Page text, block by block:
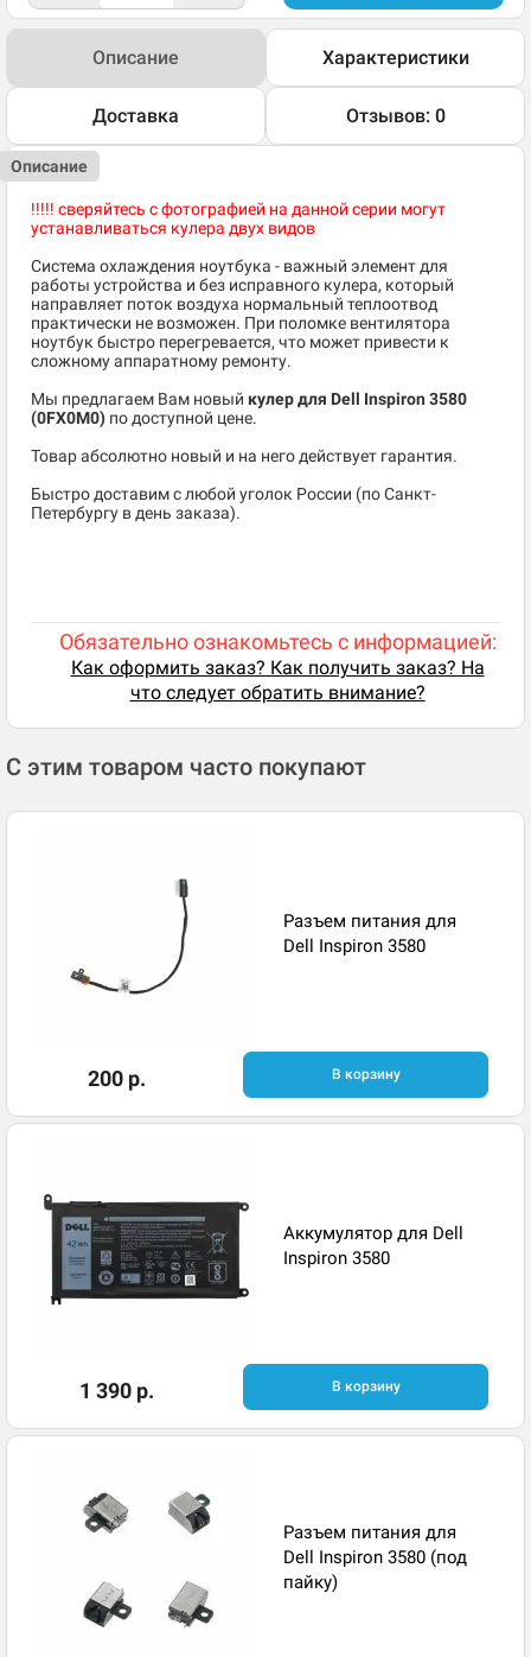
Описание Характеристики
Доставка Отзывов: 0
Описание
!!!!! сверяйтесь с фотографией на данной серии могут
устанавливаться кулера двух видов
Система охлаждения ноутбука - важный элемент для
работы устройства и без исправного кулера, который
направляет поток воздуха нормальный теплоотвод
практически не возможен. При поломке вентилятора
ноутбук быстро перегревается, что может привести к
сложному аппаратному ремонту.
Мы предлагаем Вам новый кулер для Dell Inspiron 3580
(0FX0M0) по доступной цене.
Товар абсолютно новый и на него действует гарантия.
Быстро доставим с любой уголок России (по Санкт-
Петербургу в день заказа).
Обязательно ознакомьтесь с информацией:
Как оформить заказ? Как получить заказ? На
что следует обратить внимание?
С этим товаром часто покупают
Разъем питания для
Dell Inspiron 3580
200 р. В корзину
Аккумулятор для Dell
Inspiron 3580
1 390 р. В корзину
Разъем питания для
Dell Inspiron 3580 (под
пайку)